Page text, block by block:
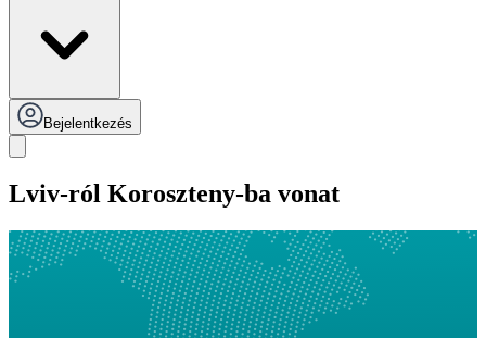
Bejelentkezés
Lviv-ról Koroszteny-ba vonat